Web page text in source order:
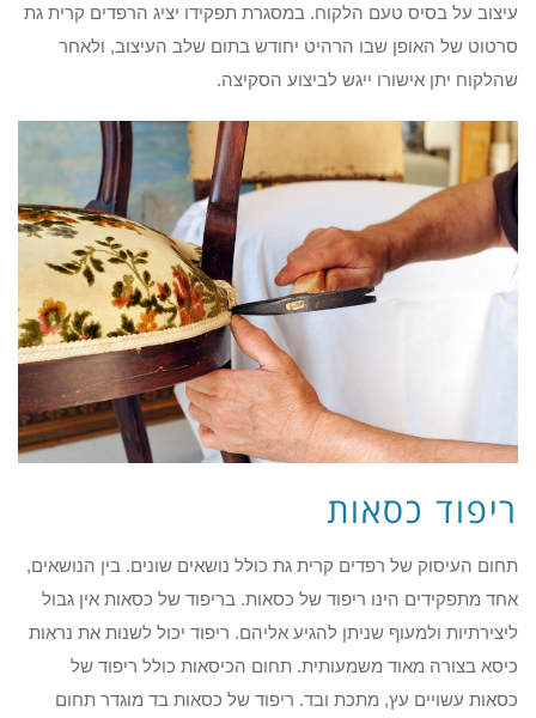
עיצוב על בסיס טעם הלקוח. במסגרת תפקידו יציג הרפדים קרית גת
סרטוט של האופן שבו הרהיט יחודש בתום שלב העיצוב, ולאחר
שהלקוח יתן אישורו ייגש לביצוע הסקיצה.
ריפוד כסאות
תחום העיסוק של רפדים קרית גת כולל נושאים שונים. בין הנושאים,
אחד מתפקידים הינו ריפוד של כסאות. בריפוד של כסאות אין גבול
ליצירתיות ולמעוף שניתן להגיע אליהם. ריפוד יכול לשנות את נראות
כיסא בצורה מאוד משמעותית. תחום הכיסאות כולל ריפוד של
כסאות עשויים עץ, מתכת ובד. ריפוד של כסאות בד מוגדר תחום